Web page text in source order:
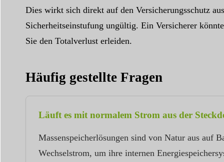
Dies wirkt sich direkt auf den Versicherungsschutz
Sicherheitseinstufung ungültig. Ein Versicherer
Sie den Totalverlust erleiden.
Häufig gestellte Fragen
Läuft es mit normalem Strom aus der
Massenspeicherlösungen sind von Natur aus auf
Wechselstrom, um ihre internen